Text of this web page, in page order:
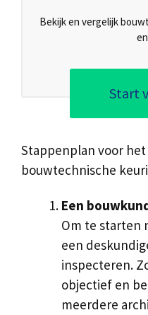
Bekijk en vergelijk
Start
Stappenplan voor
bouwtechnische
Een
Om te starten
een
inspecteren.
objectief en
meerdere